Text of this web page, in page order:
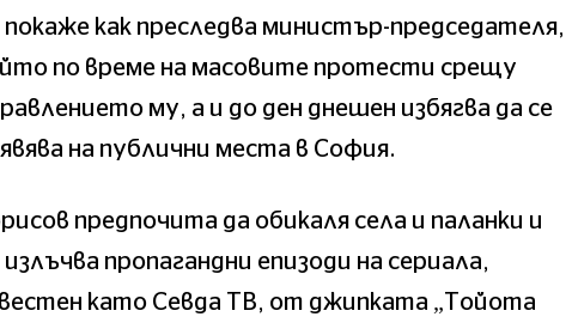
покаже как преследва министър-председателя,
по време на масовите протести срещу
му, а и до ден днешен избягва да се
на публични места в София.
предпочита да обикаля села и паланки и
излъчва пропагандни епизоди на сериала,
като Севда ТВ, от джипката „Тойота